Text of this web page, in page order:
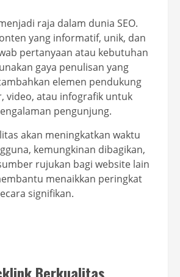
raja dalam dunia SEO.
yang informatif, unik, dan
pertanyaan atau kebutuhan
gaya penulisan yang
elemen pendukung
video, atau infografik untuk
pengunjung.
akan meningkatkan waktu
kemungkinan dibagikan,
rujukan bagi website lain
menaikkan peringkat
signifikan.